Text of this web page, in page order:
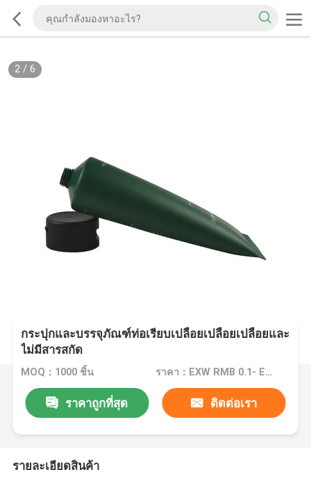
2/ 6
กระปุกและบรรจุภัณฑ์ท่อเรียบเปลือยเปลือยเปลือยและ
ไม่มีสารสกัด
MOQ：1000 ชิ้น ราคา：EXW RMB 0.1- EXW RMB 5
ราคาถูกที่สุด ติดต่อเรา
รายละเอียดสินค้า